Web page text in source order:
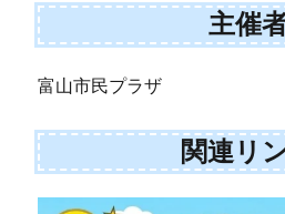
主催
富山市民プラザ
関連リ